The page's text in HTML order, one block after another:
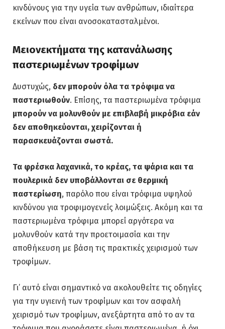
κινδύνους για την υγεία των ανθρώπων, ιδιαίτερα
εκείνων που είναι ανοσοκατασταλμένοι.
Μειονεκτήματα της κατανάλωσης
παστεριωμένων τροφίμων
Δυστυχώς, δεν μπορούν όλα τα τρόφιμα να
παστεριωθούν. Επίσης, τα παστεριωμένα τρόφιμα
μπορούν να μολυνθούν με επιβλαβή μικρόβια εάν
δεν αποθηκεύονται, χειρίζονται ή
παρασκευάζονται σωστά.
Τα φρέσκα λαχανικά, το κρέας, τα ψάρια και τα
πουλερικά δεν υποβάλλονται σε θερμική
παστερίωση, παρόλο που είναι τρόφιμα υψηλού
κινδύνου για τροφιμογενείς λοιμώξεις. Ακόμη και τα
παστεριωμένα τρόφιμα μπορεί αργότερα να
μολυνθούν κατά την προετοιμασία και την
αποθήκευση με βάση τις πρακτικές χειρισμού των
τροφίμων.
Γι’ αυτό είναι σημαντικό να ακολουθείτε τις οδηγίες
για την υγιεινή των τροφίμων και τον ασφαλή
χειρισμό των τροφίμων, ανεξάρτητα από το αν τα